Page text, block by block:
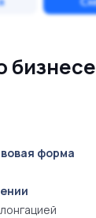
бизнесе
форма